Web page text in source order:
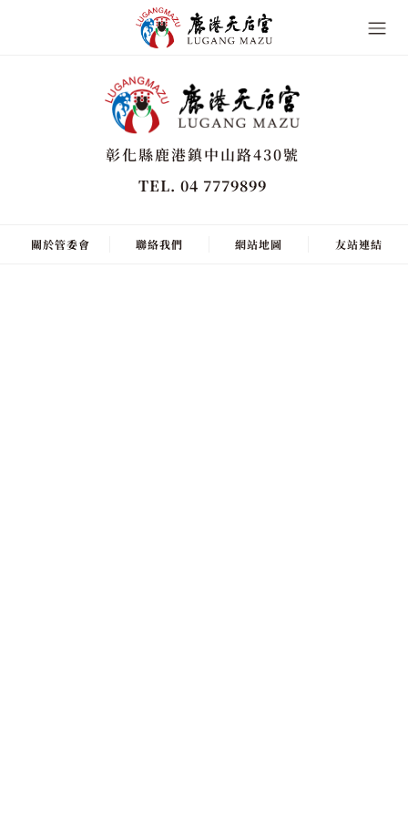
彰化縣鹿港鎮中山路430號
TEL. 04 7779899
關於管委會 聯絡我們 網站地圖 友站連結